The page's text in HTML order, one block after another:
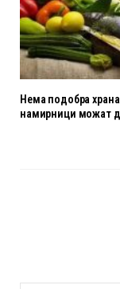
Нема подобра
намирници можат